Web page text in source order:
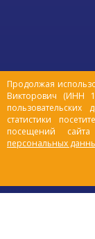
Продолжая
Викторович (ИНН
статистики
посещений
персональных